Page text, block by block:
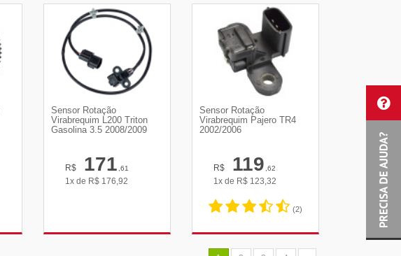
Sensor Rotação
Virabrequim L200 Triton
Gasolina 3.5 2008/2009
R$ 171,61
1x de R$ 176,92
Sensor Rotação
Virabrequim Pajero TR4
2002/2006
R$ 119,62
1x de R$ 123,32
(2)